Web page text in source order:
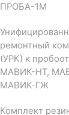
ПРОБА-1М
ремонтный
(УРК) к
МАВИК-НТ,
МАВИК-ГЖ
Комплект